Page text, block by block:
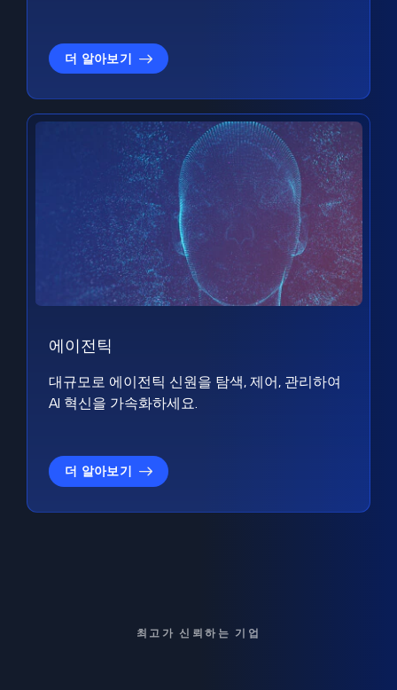
더 알아보기
에이전틱
대규모로 에이전틱 신원을 탐색, 제어, 관리하여
AI 혁신을 가속화하세요.
더 알아보기
최고가 신뢰하는 기업